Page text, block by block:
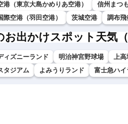
港（東京大島かめりあ空港） 信州まつ
際空港（羽田空港）
茨城空港 調布飛
お出かけスポット天気（
ィズニーランド 明治神宮野球場 上高
タジアム
よみうりランド 富士急ハイ